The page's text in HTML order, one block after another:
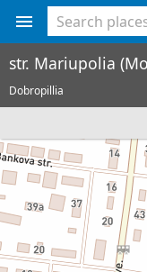
str. Mariupolia
Dobropillia
<%